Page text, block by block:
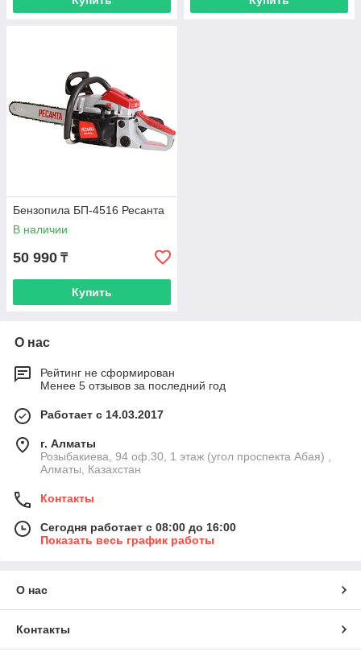
Бензопила БП-4516 Ресанта
В наличии
50 990 ₸
Купить
О нас
Рейтинг не сформирован
Менее 5 отзывов за последний год
Работает с 14.03.2017
г. Алматы
Розыбакиева, 94 оф.30, 1 этаж (угол проспекта Абая) ,
Алматы, Казахстан
Контакты
Сегодня работает с 08:00 до 16:00
Показать весь график работы
О нас
Контакты